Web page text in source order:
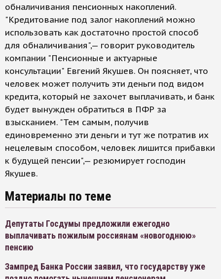
обналичивания пенсионных накоплений.
"Кредитование под залог накоплений можно
использовать как достаточно простой способ
для обналичивания",— говорит руководитель
компании "Пенсионные и актуарные
консультации" Евгений Якушев. Он поясняет, что
человек может получить эти деньги под видом
кредита, который не захочет выплачивать, и банк
будет вынужден обратиться в ПФР за
взысканием. "Тем самым, получив
единовременно эти деньги и тут же потратив их
нецелевым способом, человек лишится прибавки
к будущей пенсии",— резюмирует господин
Якушев.
Материалы по теме
Депутаты Госдумы предложили ежегодно
выплачивать пожилым россиянам «новогоднюю»
пенсию
Зампред Банка России заявил, что государству уже